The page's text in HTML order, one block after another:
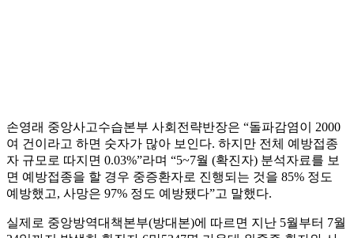
손영래 중앙사고수습본부 사회전략반장은 “돌파감염이 2000
여 건이라고 하면 숫자가 많아 보인다. 하지만 전체 예방접종
자 규모로 따지면 0.03%”라며 “5~7월 (확진자) 분석자료를 보
면 예방접종을 할 경우 중증환자로 진행되는 것을 85% 정도
예방했고, 사망은 97% 정도 예방됐다”고 말했다.
실제로 중앙방역대책본부(방대본)에 따르면 지난 5월부터 7월